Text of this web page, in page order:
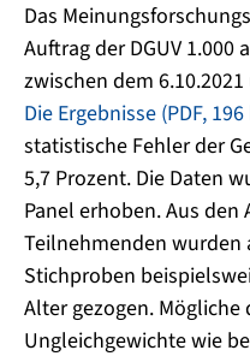
Das
Auftrag der DGUV 1.000
zwischen dem
Die Ergebnisse (PDF, 196
statistische Fehler der
5,7 Prozent. Die Daten
Panel erhoben. Aus
Teilnehmenden
Stichproben
Alter gezogen.
Ungleichgewichte wie